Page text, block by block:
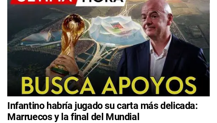
Infantino habría jugado su carta más delicada:
Marruecos y la final del Mundial